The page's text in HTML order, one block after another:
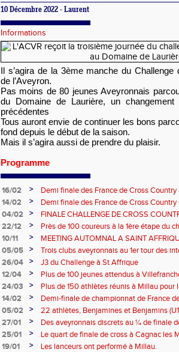
10 Décembre 2022 - Laurent
Informations
Il s’agira de la 3ème manche du Challenge
de l’Aveyron.
Pas moins de 80 jeunes Aveyronnais
du Domaine de Laurière, un
précédentes
Tous auront envie de continuer les bons
fond depuis le début de la saison.
Mais il s’agira aussi de prendre du plaisir.
Programme
16/02 >
Demi finale des France de Cross
BEF BEM a honoré le maillot!
14/02 >
Demi finale des France de Cross Country
sélection Aveyron BEF BEM motivée!
04/02 >
FINALE CHALLENGE DE CROSS
PANAT
22/12 >
Près de 100 coureurs à la 1ère étape du
de Rouergue
10/11 >
MEETING AUTOMNAL A SAINT
05/05
>
Trois clubs aveyronnais au 1er tour des
26/04
>
J3 du Challenge à St Affrique
12/04
>
Plus de 100 jeunes attendus à
24/03
>
Plus de 150 athlètes réunis à Millau
piste
14/02 >
Demi-finale de championnat de France
et Benjamins Aveyronnais dans la boue
05/02 >
22 athlètes, Benjamines et Benjamins
lors des 1/2 Finales des France de Cross
27/01 >
Des aveyronnais discrets au ¼ de finale
25/01
>
Le quart de finale de cross à Cagnac les
Tarbes
19/01 >
Les lanceurs ont performé à Millau.